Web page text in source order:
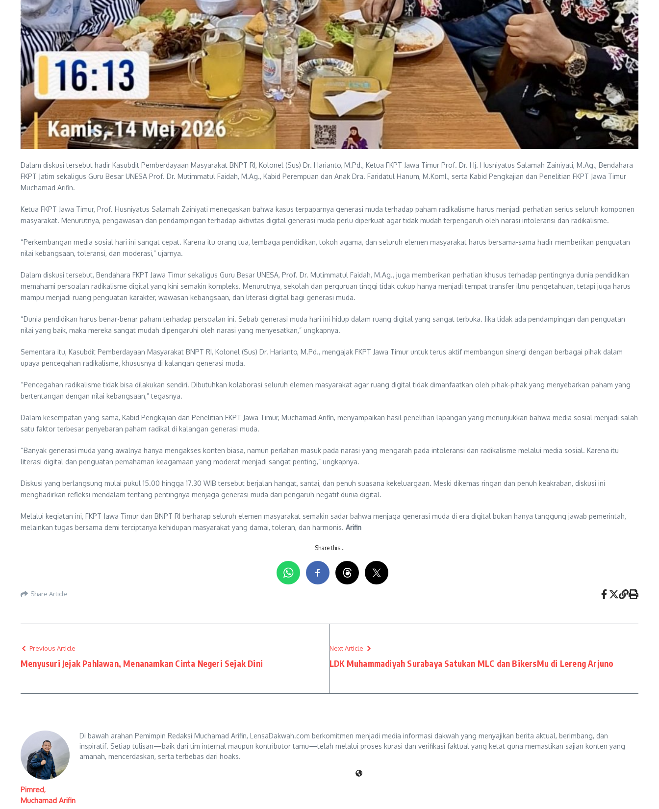
Dalam diskusi tersebut hadir Kasubdit Pemberdayaan Masyarakat BNPT RI, Kolonel (Sus) Dr. Harianto, M.Pd., Ketua FKPT Jawa Timur Prof. Dr. Hj. Husniyatus Salamah Zainiyati, M.Ag., Bendahara
FKPT Jatim sekaligus Guru Besar UNESA Prof. Dr. Mutimmatul Faidah, M.Ag., Kabid Perempuan dan Anak Dra. Faridatul Hanum, M.KomI., serta Kabid Pengkajian dan Penelitian FKPT Jawa Timur
Muchamad Arifin.
Ketua FKPT Jawa Timur, Prof. Husniyatus Salamah Zainiyati menegaskan bahwa kasus terpaparnya generasi muda terhadap paham radikalisme harus menjadi perhatian serius seluruh komponen
masyarakat. Menurutnya, pengawasan dan pendampingan terhadap aktivitas digital generasi muda perlu diperkuat agar tidak mudah terpengaruh oleh narasi intoleransi dan radikalisme.
“Perkembangan media sosial hari ini sangat cepat. Karena itu orang tua, lembaga pendidikan, tokoh agama, dan seluruh elemen masyarakat harus bersama-sama hadir memberikan penguatan
nilai kebangsaan, toleransi, dan moderasi,” ujarnya.
Dalam diskusi tersebut, Bendahara FKPT Jawa Timur sekaligus Guru Besar UNESA, Prof. Dr. Mutimmatul Faidah, M.Ag., juga memberikan perhatian khusus terhadap pentingnya dunia pendidikan
memahami persoalan radikalisme digital yang kini semakin kompleks. Menurutnya, sekolah dan perguruan tinggi tidak cukup hanya menjadi tempat transfer ilmu pengetahuan, tetapi juga harus
mampu menjadi ruang penguatan karakter, wawasan kebangsaan, dan literasi digital bagi generasi muda.
“Dunia pendidikan harus benar-benar paham terhadap persoalan ini. Sebab generasi muda hari ini hidup dalam ruang digital yang sangat terbuka. Jika tidak ada pendampingan dan penguatan
nilai yang baik, maka mereka sangat mudah dipengaruhi oleh narasi yang menyesatkan,” ungkapnya.
Sementara itu, Kasubdit Pemberdayaan Masyarakat BNPT RI, Kolonel (Sus) Dr. Harianto, M.Pd., mengajak FKPT Jawa Timur untuk terus aktif membangun sinergi dengan berbagai pihak dalam
upaya pencegahan radikalisme, khususnya di kalangan generasi muda.
“Pencegahan radikalisme tidak bisa dilakukan sendiri. Dibutuhkan kolaborasi seluruh elemen masyarakat agar ruang digital tidak dimanfaatkan oleh pihak-pihak yang menyebarkan paham yang
bertentangan dengan nilai kebangsaan,” tegasnya.
Dalam kesempatan yang sama, Kabid Pengkajian dan Penelitian FKPT Jawa Timur, Muchamad Arifin, menyampaikan hasil penelitian lapangan yang menunjukkan bahwa media sosial menjadi salah
satu faktor terbesar penyebaran paham radikal di kalangan generasi muda.
“Banyak generasi muda yang awalnya hanya mengakses konten biasa, namun perlahan masuk pada narasi yang mengarah pada intoleransi dan radikalisme melalui media sosial. Karena itu
literasi digital dan penguatan pemahaman keagamaan yang moderat menjadi sangat penting,” ungkapnya.
Diskusi yang berlangsung mulai pukul 15.00 hingga 17.30 WIB tersebut berjalan hangat, santai, dan penuh suasana kekeluargaan. Meski dikemas ringan dan penuh keakraban, diskusi ini
menghadirkan refleksi mendalam tentang pentingnya menjaga generasi muda dari pengaruh negatif dunia digital.
Melalui kegiatan ini, FKPT Jawa Timur dan BNPT RI berharap seluruh elemen masyarakat semakin sadar bahwa menjaga generasi muda di era digital bukan hanya tanggung jawab pemerintah,
melainkan tugas bersama demi terciptanya kehidupan masyarakat yang damai, toleran, dan harmonis. Arifin
Share this…
Share Article
Previous Article
Menyusuri Jejak Pahlawan, Menanamkan Cinta Negeri Sejak Dini
Next Article
LDK Muhammadiyah Surabaya Satukan MLC dan BikersMu di Lereng Arjuno
Pimred,
Muchamad Arifin
Di bawah arahan Pemimpin Redaksi Muchamad Arifin, LensaDakwah.com berkomitmen menjadi media informasi dakwah yang menyajikan berita aktual, berimbang, dan
inspiratif. Setiap tulisan—baik dari tim internal maupun kontributor tamu—telah melalui proses kurasi dan verifikasi faktual yang ketat guna memastikan sajian konten yang
amanah, mencerdaskan, serta terbebas dari hoaks.